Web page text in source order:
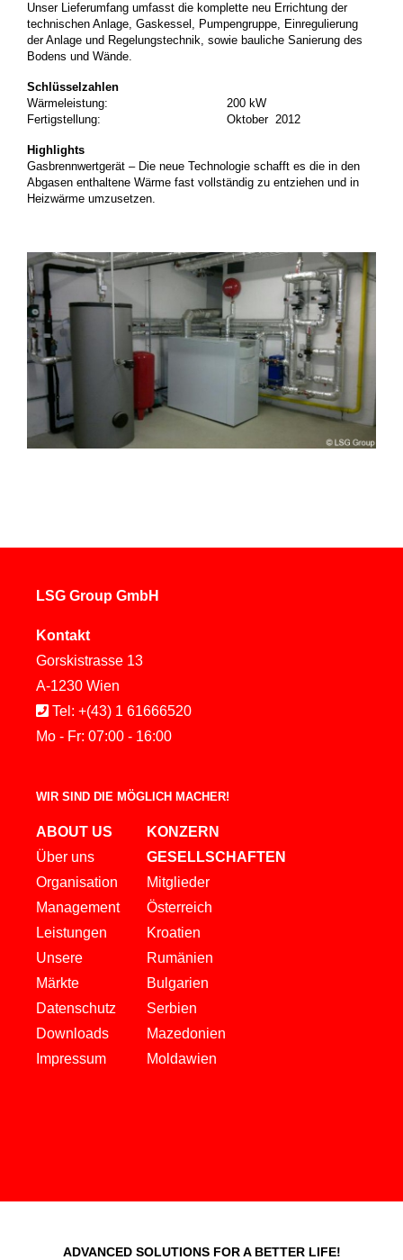
Unser Lieferumfang umfasst die komplette neu Errichtung der
technischen Anlage, Gaskessel, Pumpengruppe, Einregulierung
der Anlage und Regelungstechnik, sowie bauliche Sanierung des
Bodens und Wände.
Schlüsselzahlen
Wärmeleistung: 200 kW
Fertigstellung: Oktober 2012
Highlights
Gasbrennwertgerät – Die neue Technologie schafft es die in den
Abgasen enthaltene Wärme fast vollständig zu entziehen und in
Heizwärme umzusetzen.
LSG Group GmbH
Kontakt
Gorskistrasse 13
A-1230 Wien
Tel: +(43) 1 61666520
Mo - Fr: 07:00 - 16:00
WIR SIND DIE MÖGLICH MACHER!
ABOUT US
Über uns
Organisation
Management
Leistungen
Unsere
Märkte
Datenschutz
Downloads
Impressum
KONZERN
GESELLSCHAFTEN
Mitglieder
Österreich
Kroatien
Rumänien
Bulgarien
Serbien
Mazedonien
Moldawien
ADVANCED SOLUTIONS FOR A BETTER LIFE!